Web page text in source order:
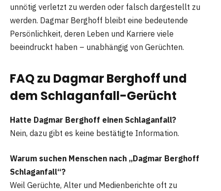
unnötig verletzt zu werden oder falsch dargestellt zu
werden. Dagmar Berghoff bleibt eine bedeutende
Persönlichkeit, deren Leben und Karriere viele
beeindruckt haben – unabhängig von Gerüchten.
FAQ zu Dagmar Berghoff und
dem Schlaganfall-Gerücht
Hatte Dagmar Berghoff einen Schlaganfall?
Nein, dazu gibt es keine bestätigte Information.
Warum suchen Menschen nach „Dagmar Berghoff
Schlaganfall“?
Weil Gerüchte, Alter und Medienberichte oft zu